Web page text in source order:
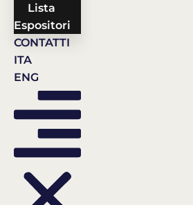
Lista
Espositori
CONTATTI
ITA
ENG